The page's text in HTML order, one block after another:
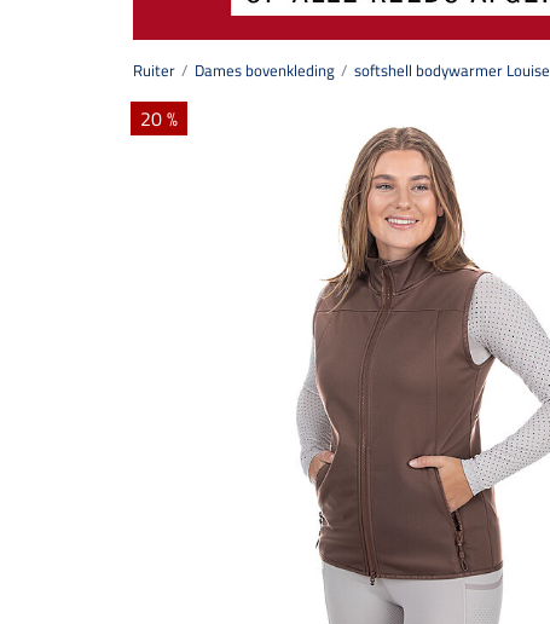
Ruiter Dames bovenkleding softshell bodywarmer Louise
20 %